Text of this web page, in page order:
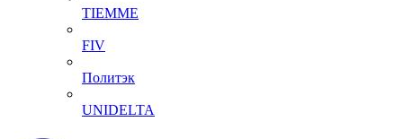
TIEMME
FIV
Политэк
UNIDELTA